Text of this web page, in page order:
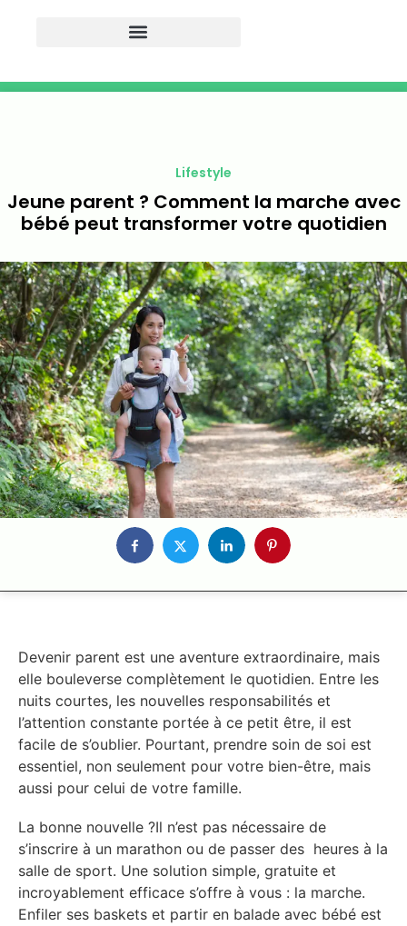
Lifestyle
Jeune parent ? Comment la marche avec
bébé peut transformer votre quotidien
Devenir parent est une aventure extraordinaire, mais
elle bouleverse complètement le quotidien. Entre les
nuits courtes, les nouvelles responsabilités et
l’attention constante portée à ce petit être, il est
facile de s’oublier. Pourtant, prendre soin de soi est
essentiel, non seulement pour votre bien-être, mais
aussi pour celui de votre famille.
La bonne nouvelle ?Il n’est pas nécessaire de
s’inscrire à un marathon ou de passer des heures à la
salle de sport. Une solution simple, gratuite et
incroyablement efficace s’offre à vous : la marche.
Enfiler ses baskets et partir en balade avec bébé est